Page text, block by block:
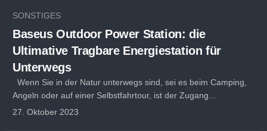
SONSTIGES
Baseus Outdoor Power Station: die
Ultimative Tragbare Energiestation für
Unterwegs
Wenn Sie in der Natur unterwegs sind, sei es beim Camping,
Angeln oder auf einer Selbstfahrtour, ist der Zugang...
27. Oktober 2023